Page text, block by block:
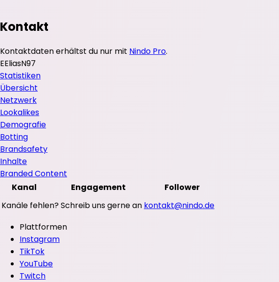
Kontakt
Kontaktdaten erhältst du nur mit Nindo Pro.
EEliasN97
Statistiken
Übersicht
Netzwerk
Lookalikes
Demografie
Botting
Brandsafety
Inhalte
Branded Content
Kanal
Engagement
Follower
Kanäle fehlen? Schreib uns gerne an kontakt@nindo.de
Plattformen
Instagram
TikTok
YouTube
Twitch